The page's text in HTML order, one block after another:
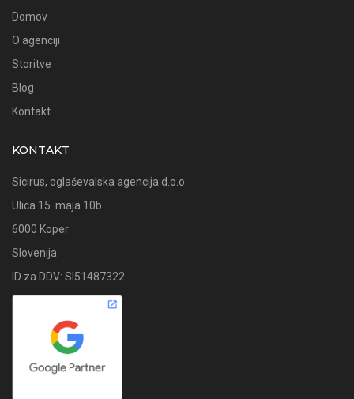
Domov
O agenciji
Storitve
Blog
Kontakt
KONTAKT
Sicirus, oglaševalska agencija d.o.o.
Ulica 15. maja 10b
6000 Koper
Slovenija
ID za DDV: SI51487322